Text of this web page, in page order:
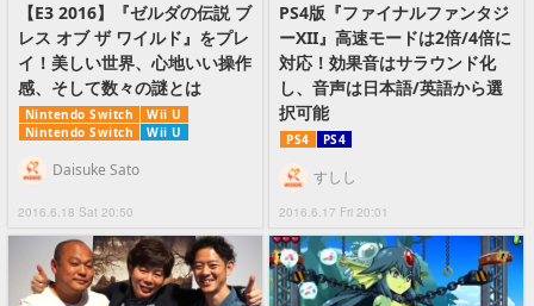
【E3 2016】『ゼルダの伝説 ブ
レス オブ ザ ワイルド』をプレ
イ！美しい世界、心地いい操作
感、そして数々の謎とは
Nintendo Switch
Wii U
Nintendo Switch
Wii U
2016.6.18 Sat 20:50
Daisuke Sato
PS4版『ファイナルファンタジ
ーXII』高速モードは2倍/4倍に
対応！効果音はサラウンド化
し、音声は日本語/英語から選
択可能
PS4 PS4
2016.6.17 Fri 20:01
すしし